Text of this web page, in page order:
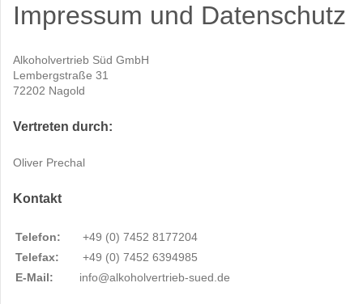
Impressum und Datenschutz
Alkoholvertrieb Süd GmbH
Lembergstraße 31
72202 Nagold
Vertreten durch:
Oliver Prechal
Kontakt
Telefon:
+49 (0) 7452 8177204
Telefax:
+49 (0) 7452 6394985
E-Mail:
info@alkoholvertrieb-sued.de